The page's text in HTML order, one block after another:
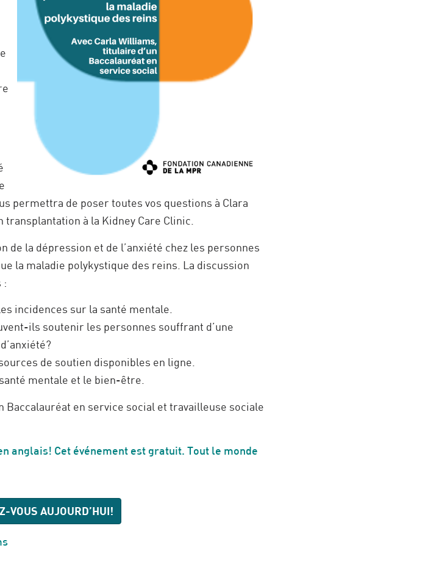
permettra de poser toutes vos questions à Clara
à la Kidney Care Clinic.
de la dépression et de l’anxiété chez les personnes
la maladie polykystique des reins. La discussion
:
incidences sur la santé mentale.
ils soutenir les personnes souffrant d’une
de soutien disponibles en ligne.
mentale et le bien-être.
Baccalauréat en service social et travailleuse sociale
anglais! Cet événement est gratuit. Tout le monde
VOUS AUJOURD’HUI!